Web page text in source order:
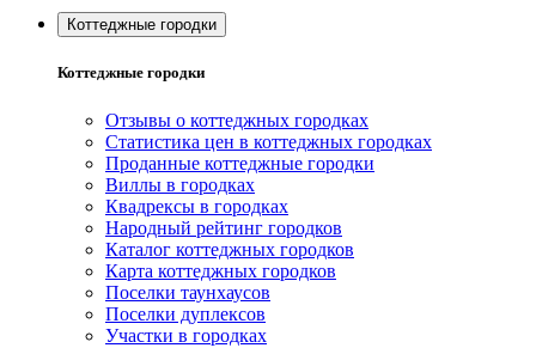
Коттеджные городки
Коттеджные городки
Отзывы о коттеджных городках
Статистика цен в коттеджных городках
Проданные коттеджные городки
Виллы в городках
Квадрексы в городках
Народный рейтинг городков
Каталог коттеджных городков
Карта коттеджных городков
Поселки таунхаусов
Поселки дуплексов
Участки в городках